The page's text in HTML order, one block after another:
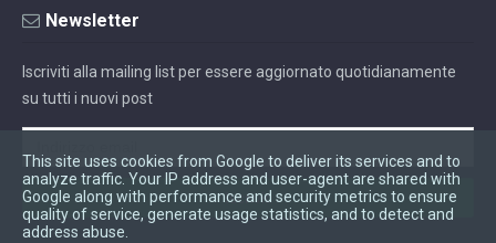
Newsletter
Iscriviti alla mailing list per essere aggiornato quotidianamente
su tutti i nuovi post
This site uses cookies from Google to deliver its services and to
analyze traffic. Your IP address and user-agent are shared with
Google along with performance and security metrics to ensure
quality of service, generate usage statistics, and to detect and
address abuse.